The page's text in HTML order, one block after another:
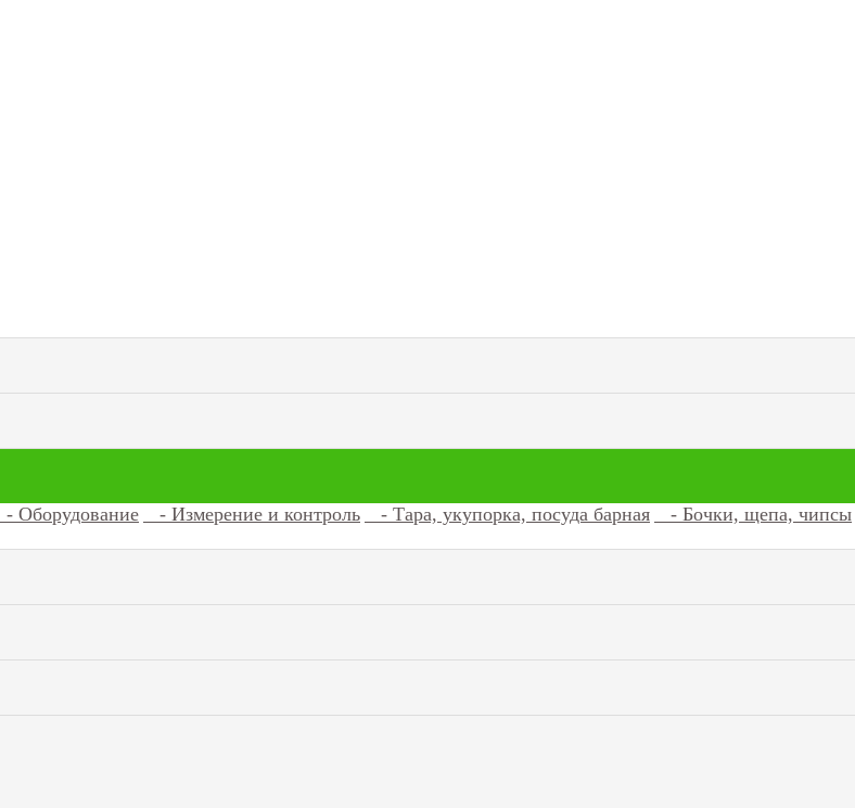
- Оборудование - Измерение и контроль - Тара, укупорка, посуда барная
- Бочки, щепа, чипсы